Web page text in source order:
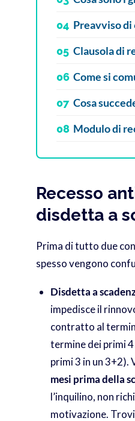
04 Preavviso di
05 Clausola di
06 Come si
07 Cosa
08 Modulo di
Recesso
disdetta a
Prima di tutto due
spesso vengono
Disdetta a
impedisce il
contratto al
termine dei primi 4
primi 3 in un 3+2).
mesi prima della
l’inquilino, non
motivazione.